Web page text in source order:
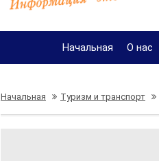
Начальная О нас
Начальная Туризм и транспорт